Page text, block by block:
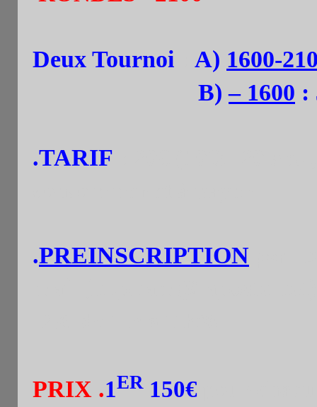
Deux Tournoi A) 1600-
B)– 1600 :
.TARIF
.PREINSCRIPTION
PRIX .1ER 150€